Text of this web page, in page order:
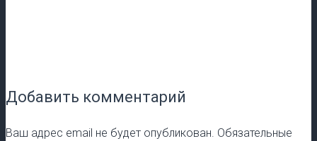
Добавить комментарий
Ваш адрес email не будет опубликован. Обязательные